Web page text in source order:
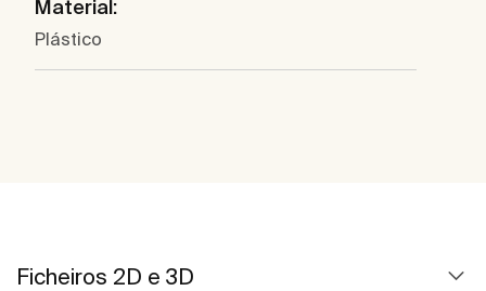
Material:
Plástico
Ficheiros 2D e 3D